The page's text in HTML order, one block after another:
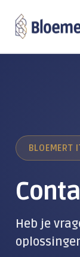
Back-up
Microsoft
Microsoft
Beheer &
Bouw
Transport
Industrie
Detailhandel
Referenties
Over ons
Werken bij
Kennisbank
Contact
TeamViewer
BLOEMERT
Heb je